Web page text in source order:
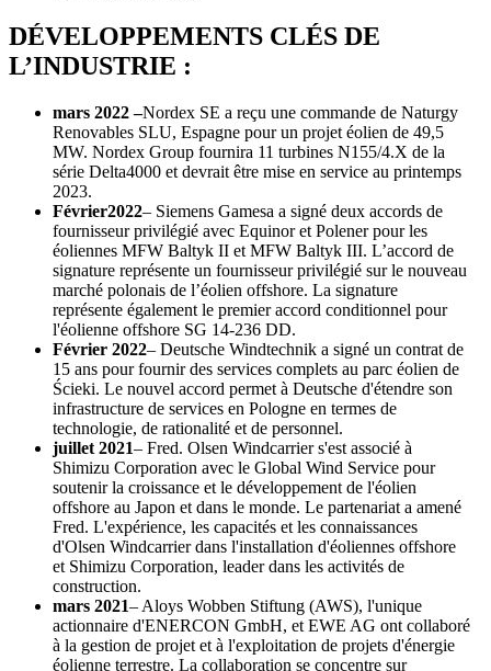
DÉVELOPPEMENTS CLÉS DE
L’INDUSTRIE :
mars 2022 –Nordex SE a reçu une commande de Naturgy
Renovables SLU, Espagne pour un projet éolien de 49,5
MW. Nordex Group fournira 11 turbines N155/4.X de la
série Delta4000 et devrait être mise en service au printemps
2023.
Février2022– Siemens Gamesa a signé deux accords de
fournisseur privilégié avec Equinor et Polener pour les
éoliennes MFW Baltyk II et MFW Baltyk III. L’accord de
signature représente un fournisseur privilégié sur le nouveau
marché polonais de l’éolien offshore. La signature
représente également le premier accord conditionnel pour
l'éolienne offshore SG 14-236 DD.
Février 2022– Deutsche Windtechnik a signé un contrat de
15 ans pour fournir des services complets au parc éolien de
Ścieki. Le nouvel accord permet à Deutsche d'étendre son
infrastructure de services en Pologne en termes de
technologie, de rationalité et de personnel.
juillet 2021– Fred. Olsen Windcarrier s'est associé à
Shimizu Corporation avec le Global Wind Service pour
soutenir la croissance et le développement de l'éolien
offshore au Japon et dans le monde. Le partenariat a amené
Fred. L'expérience, les capacités et les connaissances
d'Olsen Windcarrier dans l'installation d'éoliennes offshore
et Shimizu Corporation, leader dans les activités de
construction.
mars 2021– Aloys Wobben Stiftung (AWS), l'unique
actionnaire d'ENERCON GmbH, et EWE AG ont collaboré
à la gestion de projet et à l'exploitation de projets d'énergie
éolienne terrestre. La collaboration se concentre sur